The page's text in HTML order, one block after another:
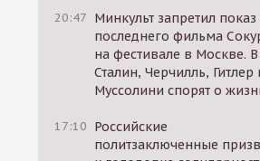
20:47 Минкульт запретил показ
последнего фильма
на фестивале в Москве.
Сталин, Черчилль, Гитлер
Муссолини спорят о
17:10 Российские
политзаключенные